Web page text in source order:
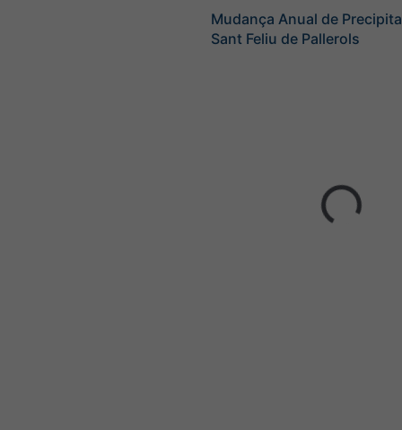
Mudança Anual de
Sant Feliu de Pallerols